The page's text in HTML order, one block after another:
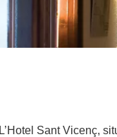
L’Hotel Sant Vicenç,